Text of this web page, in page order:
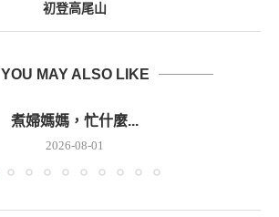
初登高尾山
YOU MAY ALSO LIKE
煮婦媽媽，忙什麼...
2026-08-01